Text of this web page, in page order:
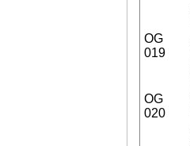
OG
019
OG
020